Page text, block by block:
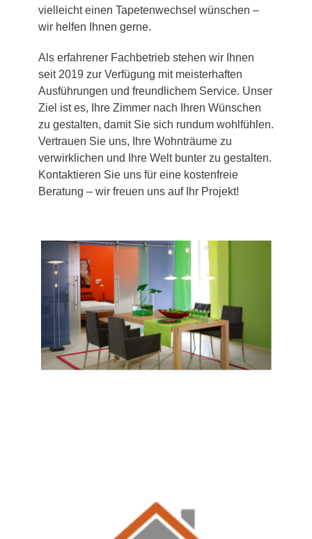
vielleicht einen Tapetenwechsel wünschen –
wir helfen Ihnen gerne.
Als erfahrener Fachbetrieb stehen wir Ihnen
seit 2019 zur Verfügung mit meisterhaften
Ausführungen und freundlichem Service. Unser
Ziel ist es, Ihre Zimmer nach Ihren Wünschen
zu gestalten, damit Sie sich rundum wohlfühlen.
Vertrauen Sie uns, Ihre Wohnträume zu
verwirklichen und Ihre Welt bunter zu gestalten.
Kontaktieren Sie uns für eine kostenfreie
Beratung – wir freuen uns auf Ihr Projekt!